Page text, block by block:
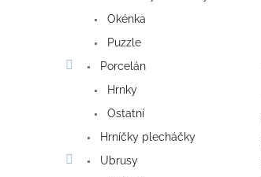
Okénka
Puzzle
Porcelán
Hrnky
Ostatní
Hrníčky plecháčky
Ubrusy